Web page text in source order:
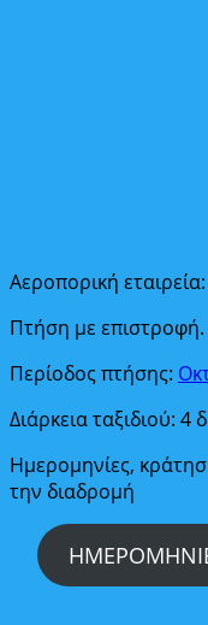
Αεροπορική εταιρεία:
Πτήση με επιστροφή.
Περίοδος πτήσης:
Διάρκεια ταξιδιού: 4
Ημερομηνίες,
την διαδρομή